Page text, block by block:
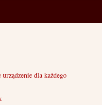
dla każdego